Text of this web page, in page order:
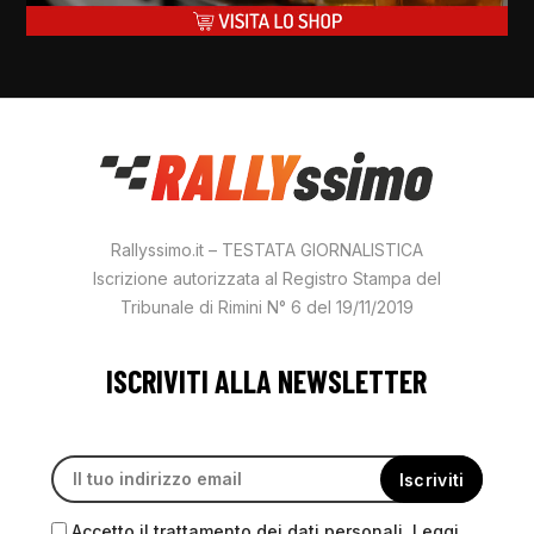
Rallyssimo.it – TESTATA GIORNALISTICA
Iscrizione autorizzata al Registro Stampa del
Tribunale di Rimini N° 6 del 19/11/2019
ISCRIVITI ALLA NEWSLETTER